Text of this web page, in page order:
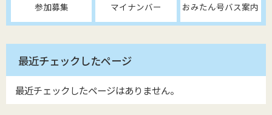
参加募集 マイナンバー おみたん号バス案内
最近チェックしたページ
最近チェックしたページはありません。